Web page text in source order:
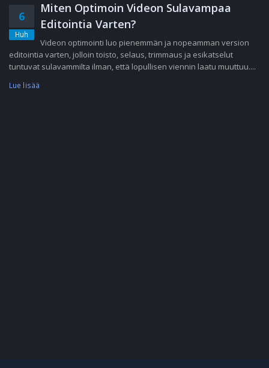
6
Huh
Miten Optimoin Videon Sulavampaa
Editointia Varten?
Videon optimointi luo pienemmän ja nopeamman version
editointia varten, jolloin toisto, selaus, trimmaus ja esikatselut
tuntuvat sulavammilta ilman, että lopullisen viennin laatu muuttuu....
Lue lisää